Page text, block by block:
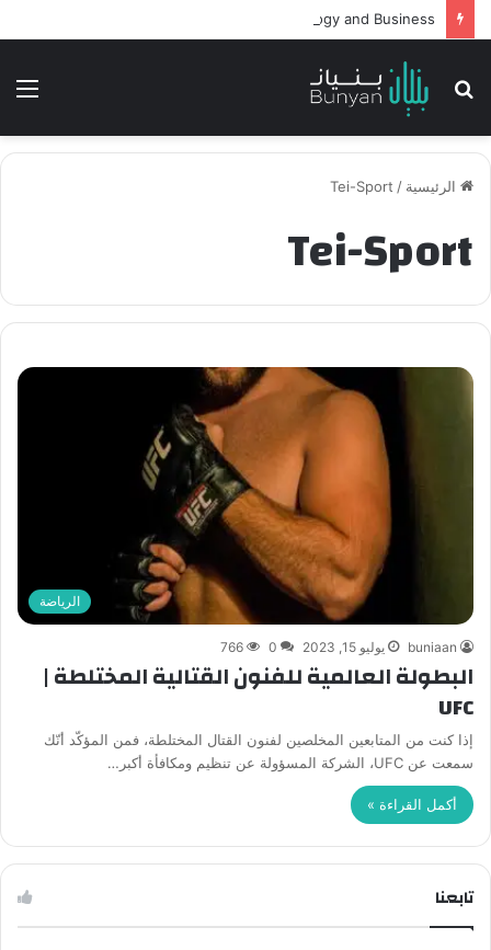
بحث
الرئيسية /
Tei-Sport
Tei-Sport
الرياضة
buniaan يوليو 15, 2023 0
766
البطولة العالمية للفنون القتالية المختلطة |
UFC
إذا كنت من المتابعين المخلصين لفنون القتال المختلطة، فمن المؤكّد أنّك
سمعت عن UFC، الشركة المسؤولة عن تنظيم ومكافأة أكبر…
أكمل القراءة »
تابعنا